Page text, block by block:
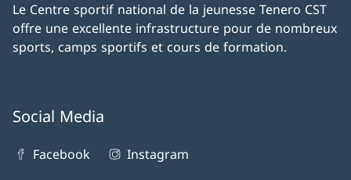
Le Centre sportif national de la jeunesse Tenero CST
offre une excellente infrastructure pour de nombreux
sports, camps sportifs et cours de formation.
Social Media
Facebook Instagram